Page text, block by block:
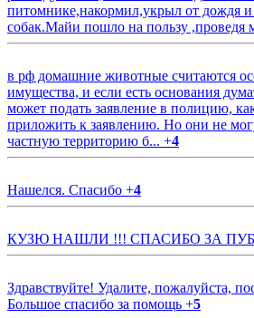
питомнике,накормил,укрыл от дождя и
собак.Майи пошло на пользу ,проведя
в рф домашние животные считаются
имущества, и если есть основания
может подать заявление в полицию,
приложить к заявлению. Но они не
частную территорию б... +4
Нашелся. Спасибо +4
КУЗЮ НАШЛИ !!! СПАСИБО ЗА
Здравствуйте! Удалите, пожалуйста,
Большое спасибо за помощь +5